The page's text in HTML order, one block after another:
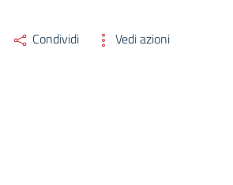
Condividi Vedi azioni